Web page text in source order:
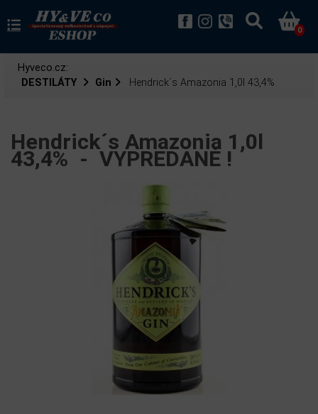
0
Hyveco.cz:
DESTILÁTY
Gin Hendrick´s Amazonia 1,0l 43,4%
Hendrick´s Amazonia 1,0l
43,4% - VYPREDANÉ !